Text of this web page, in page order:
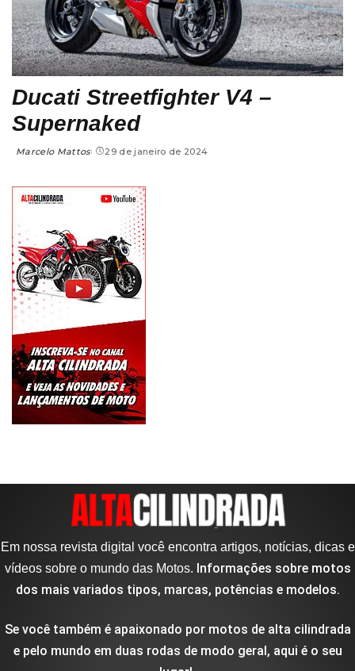
Ducati Streetfighter V4 –
Supernaked
Marcelo Mattos 29 de janeiro de 2024
Em nossa revista digital você encontra artigos, notícias, dicas e
vídeos sobre o mundo das Motos. Informações sobre motos
dos mais variados tipos, marcas, potências e modelos.
Se você também é apaixonado por motos de alta cilindrada
e pelo mundo em duas rodas de modo geral, aqui é o seu